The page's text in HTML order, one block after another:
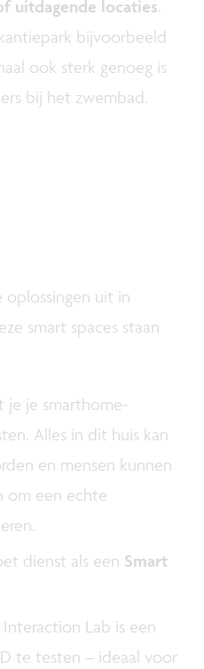
uitdagende locaties.
bijvoorbeeld
ook sterk genoeg is
bij het zwembad.
oplossingen uit in
smart spaces staan
je je smarthome-
Alles in dit huis kan
en mensen kunnen
om een echte
dienst als een Smart
Lab is een
te testen – ideaal voor